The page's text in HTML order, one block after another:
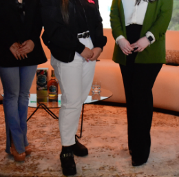
Espectáculos
La marimba une generaciones: el
46.º Festival de Marimba Paiz
transforma la tradición en un
espectáculo para todos